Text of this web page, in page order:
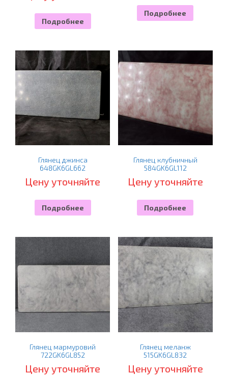
Подробнее
Подробнее
Глянец джинса
648GK6GL662
Цену уточняйте
Подробнее
Глянец клубничный
584GK6GL112
Цену уточняйте
Подробнее
Глянец мармуровий
722GK6GL852
Цену уточняйте
Глянец меланж
515GK6GL832
Цену уточняйте